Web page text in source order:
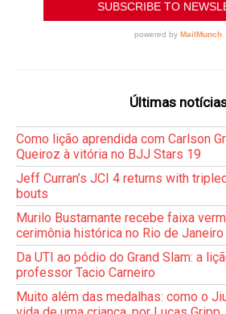
Últimas
Como lição aprendida com Carlson
Queiroz à vitória no BJJ Stars 19
Jeff Curran’s JCI 4 returns with
bouts
Murilo Bustamante recebe faixa
cerimônia histórica no Rio de Janeiro
Da UTI ao pódio do Grand Slam: a
professor Tacio Carneiro
Muito além das medalhas: como o